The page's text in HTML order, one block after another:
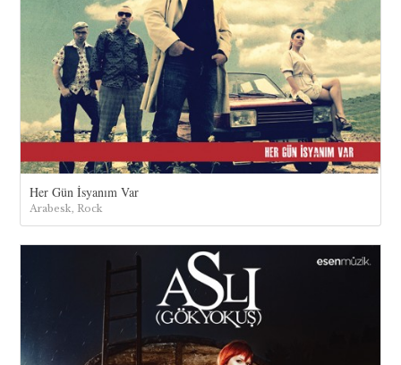
Her Gün İsyanım Var
Arabesk, Rock